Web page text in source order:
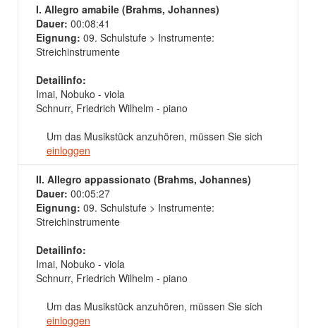
I. Allegro amabile (Brahms, Johannes)
Dauer: 00:08:41
Eignung: 09. Schulstufe > Instrumente:
Streichinstrumente
Detailinfo:
Imai, Nobuko - viola
Schnurr, Friedrich Wilhelm - piano
Um das Musikstück anzuhören, müssen Sie sich
einloggen
II. Allegro appassionato (Brahms, Johannes)
Dauer: 00:05:27
Eignung: 09. Schulstufe > Instrumente:
Streichinstrumente
Detailinfo:
Imai, Nobuko - viola
Schnurr, Friedrich Wilhelm - piano
Um das Musikstück anzuhören, müssen Sie sich
einloggen